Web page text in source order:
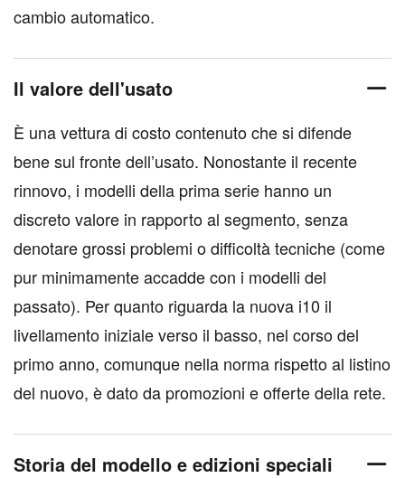
cambio automatico.
Il valore dell'usato
È una vettura di costo contenuto che si difende
bene sul fronte dell’usato. Nonostante il recente
rinnovo, i modelli della prima serie hanno un
discreto valore in rapporto al segmento, senza
denotare grossi problemi o difficoltà tecniche (come
pur minimamente accadde con i modelli del
passato). Per quanto riguarda la nuova i10 il
livellamento iniziale verso il basso, nel corso del
primo anno, comunque nella norma rispetto al listino
del nuovo, è dato da promozioni e offerte della rete.
Storia del modello e edizioni speciali